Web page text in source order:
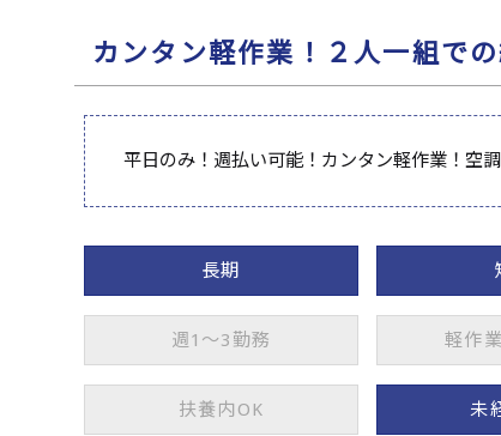
カンタン軽作業！２人一組
平日のみ！週払い可能！カンタン軽作業！空
長期
週1～3勤務 軽作
扶養内OK 未